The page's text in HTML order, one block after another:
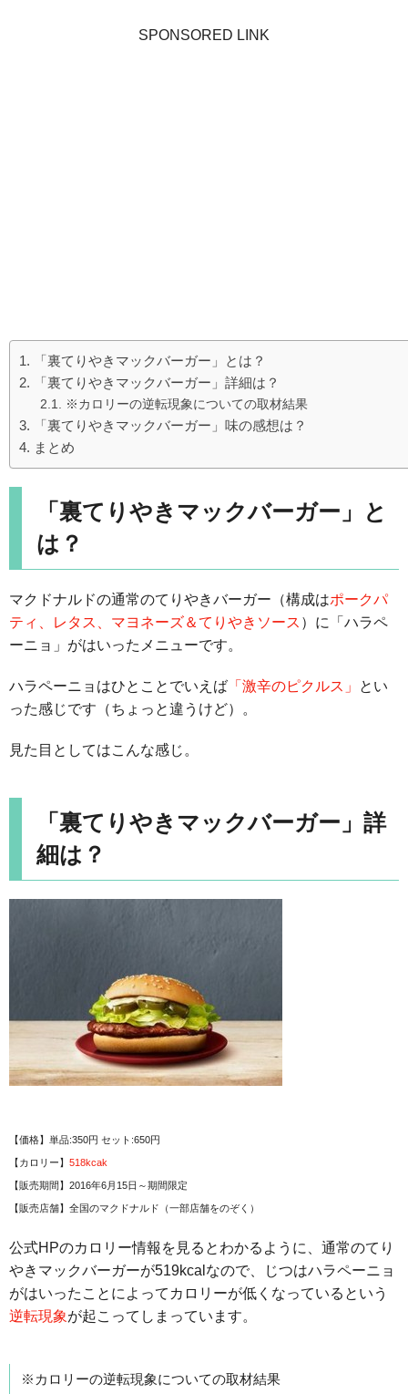
SPONSORED LINK
「裏てりやきマックバーガー」とは？
「裏てりやきマックバーガー」詳細は？
※カロリーの逆転現象についての取材結果
「裏てりやきマックバーガー」味の感想は？
まとめ
「裏てりやきマックバーガー」と
は？
マクドナルドの通常のてりやきバーガー（構成はポークパ
ティ、レタス、マヨネーズ＆てりやきソース ）に「ハラペ
ーニョ」がはいったメニューです。
ハラペーニョはひとことでいえば 「激辛のピクルス」
とい
った感じです（ちょっと違うけど）。
見た目としてはこんな感じ。
「裏てりやきマックバーガー」詳
細は？
【価格】単品:350円 セット:650円
【カロリー】 518kcak
【販売期間】2016年6月15日～期間限定
【販売店舗】全国のマクドナルド（一部店舗をのぞく）
公式HPのカロリー情報を見るとわかるように、通常のてり
やきマックバーガーが519kcalなので、じつはハラペーニョ
がはいったことによってカロリーが低くなっているという
逆転現象が起こってしまっています。
※カロリーの逆転現象についての取材結果